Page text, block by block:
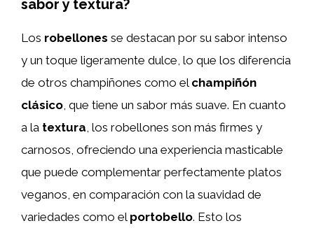
sabor y textura?
Los robellones se destacan por su sabor intenso
y un toque ligeramente dulce, lo que los diferencia
de otros champiñones como el champiñón
clásico , que tiene un sabor más suave. En cuanto
a la textura , los robellones son más firmes y
carnosos, ofreciendo una experiencia masticable
que puede complementar perfectamente platos
veganos, en comparación con la suavidad de
variedades como el portobello. Esto los